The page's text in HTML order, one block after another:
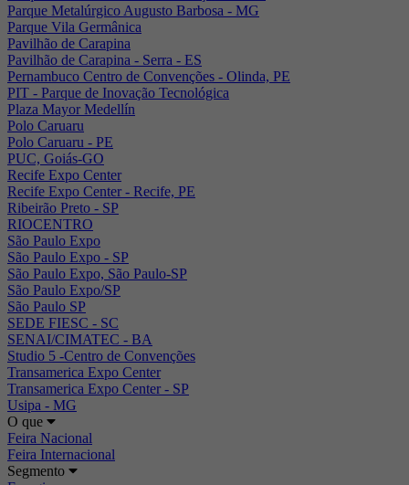
Parque Metalúrgico Augusto Barbosa - MG
Parque Vila Germânica
Pavilhão de Carapina
Pavilhão de Carapina - Serra - ES
Pernambuco Centro de Convenções - Olinda, PE
PIT - Parque de Inovação Tecnológica
Plaza Mayor Medellín
Polo Caruaru
Polo Caruaru - PE
PUC, Goiás-GO
Recife Expo Center
Recife Expo Center - Recife, PE
Ribeirão Preto - SP
RIOCENTRO
São Paulo Expo
São Paulo Expo - SP
São Paulo Expo, São Paulo-SP
São Paulo Expo/SP
São Paulo SP
SEDE FIESC - SC
SENAI/CIMATEC - BA
Studio 5 -Centro de Convenções
Transamerica Expo Center
Transamerica Expo Center - SP
Usipa - MG
O que
Feira Nacional
Feira Internacional
Segmento